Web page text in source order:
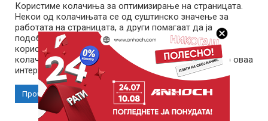
Copyright © 2026 Reporter.mk | Member of Clip Media Group
Импресум Маркетинг Контакт Услови за користење
Користиме колачиња за оптимизирање на страницата.
Некои од колачињата се од суштинско значење за
работата на страницата, а други помагаат да ја
подобриме оваа интернет страница и вашето
корисничко искуство. Напомена: задолжителните
колачиња се неопходни за користење и пристап до оваа
интернет страница.
Прочитај повеќе Прифати колачиња